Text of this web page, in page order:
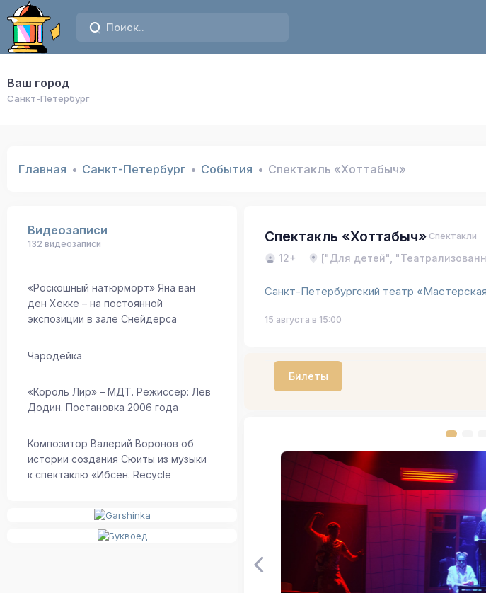
Ваш город
Санкт-Петербург
Главная Санкт-Петербург События Спектакль «Хоттабыч»
Видеозаписи
132 видеозаписи
«Роскошный натюрморт» Яна ван
ден Хекке – на постоянной
экспозиции в зале Снейдерса
Чародейка
«Король Лир» – МДТ. Режиссер: Лев
Додин. Постановка 2006 года
Композитор Валерий Воронов об
истории создания Сюиты из музыки
к спектаклю «Ибсен. Recycle
Спектакль «Хоттабыч» Спектакли
12+ ["Для детей",
Санкт-Петербургский театр
15 августа в 15:00
Билеты